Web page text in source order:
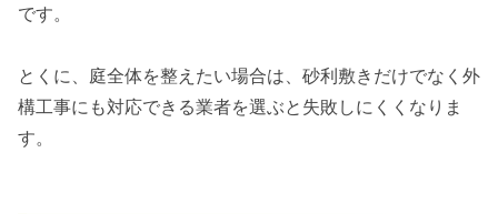
です。
とくに、庭全体を整えたい場合は、砂利敷きだけでなく外
構工事にも対応できる業者を選ぶと失敗しにくくなりま
す。